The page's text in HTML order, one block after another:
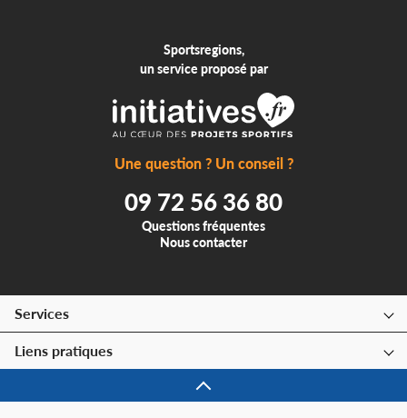
Sportsregions,
un service proposé par
Une question ? Un conseil ?
09 72 56 36 80
Questions fréquentes
Nous contacter
Services
Liens pratiques